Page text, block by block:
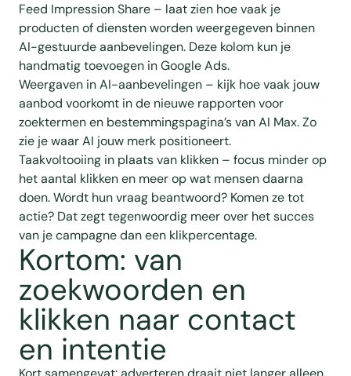
Feed Impression Share – laat zien hoe vaak je
producten of diensten worden weergegeven binnen
AI-gestuurde aanbevelingen. Deze kolom kun je
handmatig toevoegen in Google Ads.
Weergaven in AI-aanbevelingen – kijk hoe vaak jouw
aanbod voorkomt in de nieuwe rapporten voor
zoektermen en bestemmingspagina’s van AI Max. Zo
zie je waar AI jouw merk positioneert.
Taakvoltooiing in plaats van klikken – focus minder op
het aantal klikken en meer op wat mensen daarna
doen. Wordt hun vraag beantwoord? Komen ze tot
actie? Dat zegt tegenwoordig meer over het succes
van je campagne dan een klikpercentage.
Kortom: van
zoekwoorden en
klikken naar contact
en intentie